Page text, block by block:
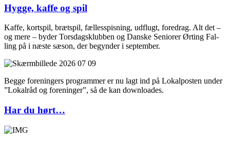
Hyg­ge, kaf­fe og spil
Kaf­fe, kort­spil, bræt­spil, fæl­les­spis­ning, udflugt, fored­rag. Alt det –
og mere – byder Tors­dags­klub­ben og Dan­ske Seni­o­rer Ørting Fal­
ling på i næste sæson, der begyn­der i september.
Beg­ge for­e­nin­gers pro­gram­mer er nu lagt ind på Lokal­po­sten under
”Lokal­råd og for­e­nin­ger”, så de kan downloades.
Har du hørt…